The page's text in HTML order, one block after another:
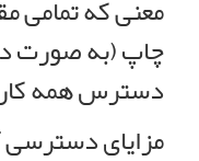
معنی که تمامی
چاپ (به صورت
دسترس همه
مزایای دسترسی